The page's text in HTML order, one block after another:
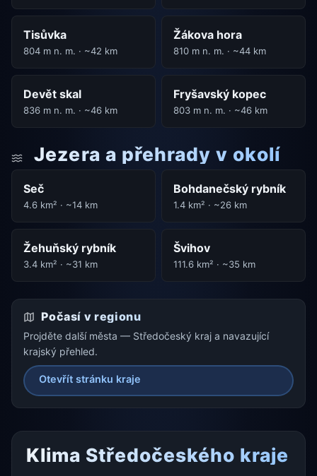
Tisůvka
804 m n. m. · ~42 km
Žákova hora
810 m n. m. · ~44 km
Devět skal
836 m n. m. · ~46 km
Fryšavský kopec
803 m n. m. · ~46 km
Jezera a přehrady v okolí
Seč
4.6 km² · ~14 km
Bohdanečský rybník
1.4 km² · ~26 km
Žehuňský rybník
3.4 km² · ~31 km
Švihov
111.6 km² · ~35 km
Počasí v regionu
Projděte další města — Středočeský kraj a navazující
krajský přehled.
Otevřít stránku kraje
Klima Středočeského kraje